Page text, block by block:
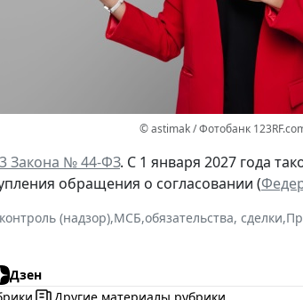
© astimak / Фотобанк
Закона № 44-ФЗ. С 1 января 2027 года
обращения о согласовании (
(надзор),МСБ,обязательства, сделки,
Дзен